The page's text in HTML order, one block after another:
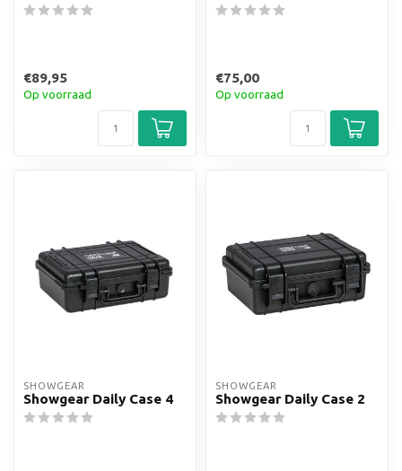
€89,95
Op voorraad
€75,00
Op voorraad
SHOWGEAR
Showgear Daily Case 4
SHOWGEAR
Showgear Daily Case 2